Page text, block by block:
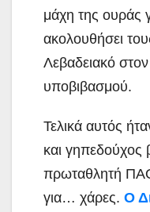
μάχη της ουράς
ακολουθήσει
Λεβαδειακό
υποβιβασμού.
Τελικά αυτός
και γηπεδούχος
πρωταθλητή
για… χάρες. Ο